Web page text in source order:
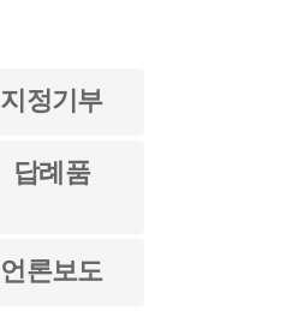
지정기부
답례품
언론보도